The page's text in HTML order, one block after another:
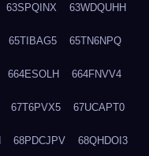
63SPQINX 63WDQUHH
65TIBAG5 65TN6NPQ
664ESOLH 664FNVV4
67T6PVX5 67UCAPT0
68PDCJPV 68QHDOI3